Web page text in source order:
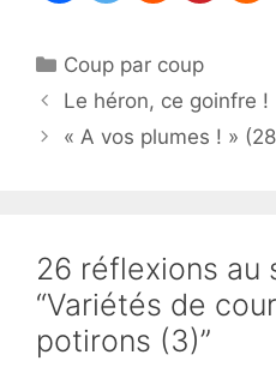
Catégories
Coup par coup
Le héron, ce goinfre !
« A vos plumes ! »
26 réflexions au
“Variétés de
potirons (3)”